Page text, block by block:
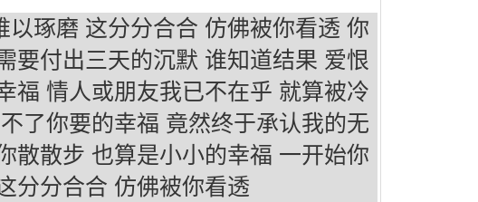
琢磨 这分分合合 仿佛被你看透 你
要付出三天的沉默 谁知道结果 爱恨
福 情人或朋友我已不在乎 就算被冷
了你要的幸福 竟然终于承认我的无
散散步 也算是小小的幸福 一开始你
分分合合 仿佛被你看透